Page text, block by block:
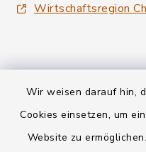
Wir weisen darauf hin,
Cookies einsetzen, um
Website zu
Wirtschaftsregion